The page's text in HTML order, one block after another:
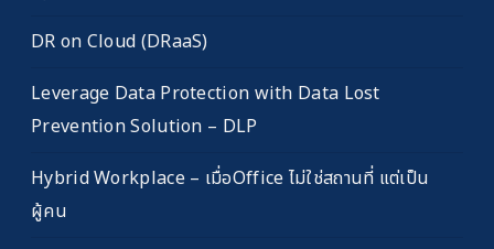
DR on Cloud (DRaaS)
Leverage Data Protection with Data Lost
Prevention Solution – DLP
Hybrid Workplace – เมื่อOffice ไม่ใช่สถานที่ แต่เป็น
ผู้คน